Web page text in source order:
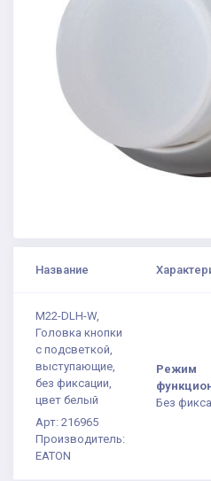
Название
M22-DLH-W,
Головка кнопки
с подсветкой,
выступающие,
без фиксации,
цвет белый
Арт: 216965
Производитель:
EATON
Режим
Без